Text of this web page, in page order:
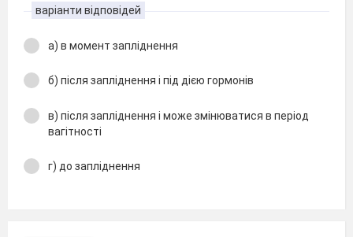
варіанти відповідей
а) в момент запліднення
б) після запліднення і під дією гормонів
в) після запліднення і може змінюватися в період
вагітності
г) до запліднення